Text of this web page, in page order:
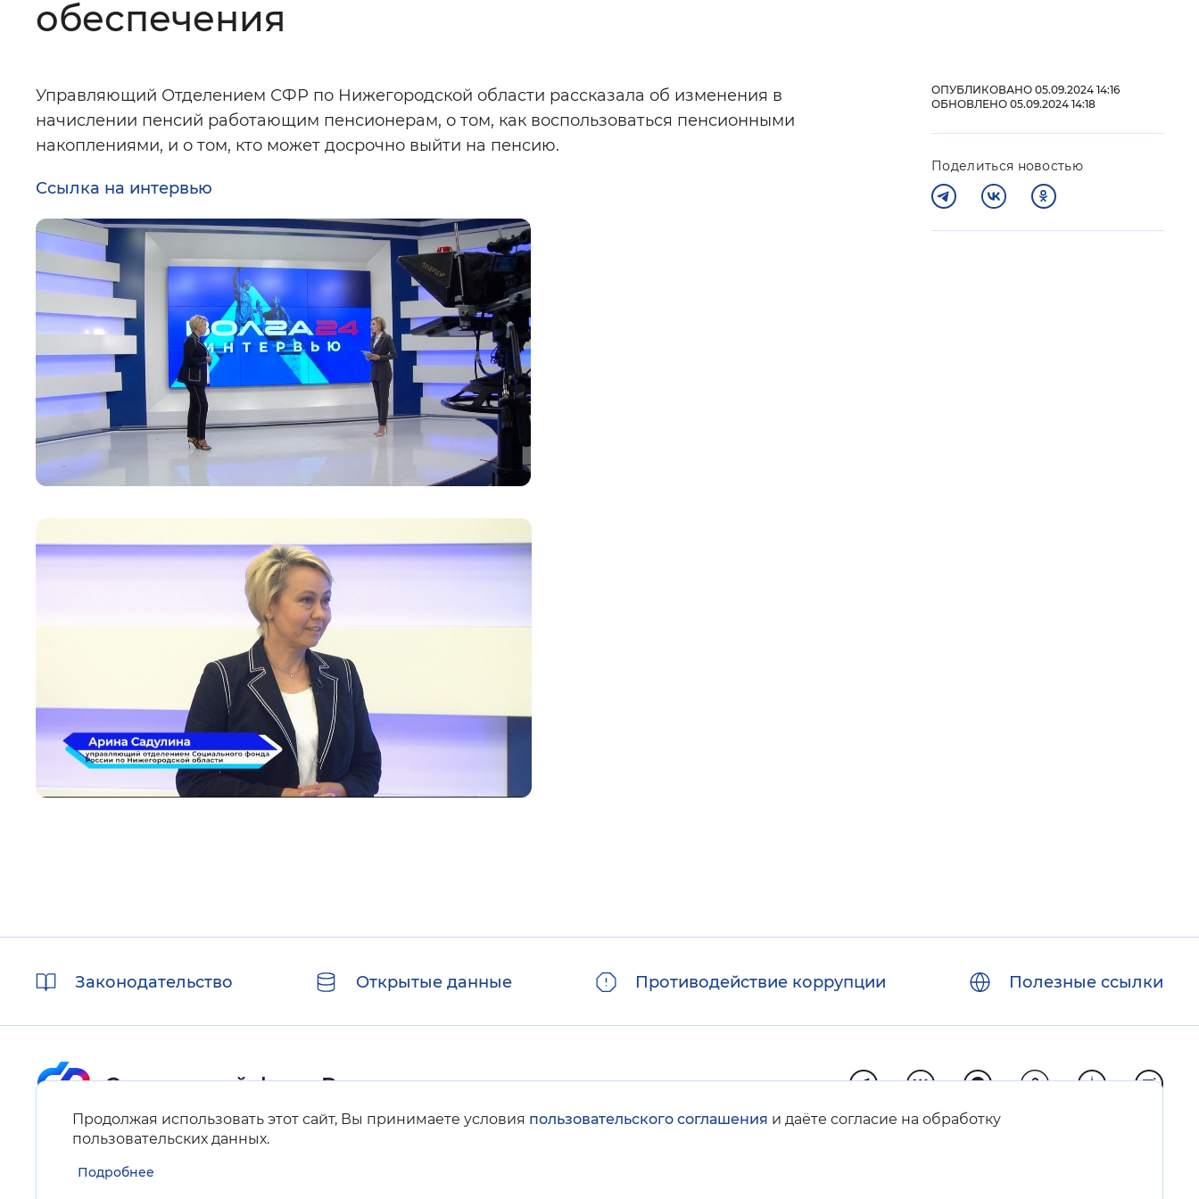
Изображения : Включены Выключены
Звуковой ассистент
Вернуть стандартные настройки
обеспечения
Управляющий Отделением СФР по Нижегородской области рассказала об изменения в
начислении пенсий работающим пенсионерам, о том, как воспользоваться пенсионными
накоплениями, и о том, кто может досрочно выйти на пенсию.
Ссылка на интервью
ОПУБЛИКОВАНО 05.09.2024 14:16
ОБНОВЛЕНО 05.09.2024 14:18
Поделиться новостью
Продолжая использовать этот сайт, Вы принимаете условия пользовательского соглашения и даёте согласие на обработку
пользовательских данных.
Подробнее
ссылкиЗаконодательство Открытые данные Противодействие коррупции Полезные ссылки
Карта сайта
Нашли ошибку на сайте?